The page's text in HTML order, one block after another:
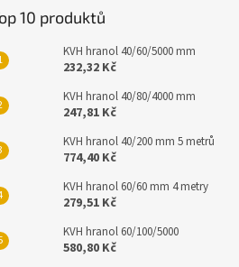
10 produktů
KVH hranol 40/60/5000 mm
232,32 Kč
KVH hranol 40/80/4000 mm
247,81 Kč
KVH hranol 40/200 mm 5 metrů
774,40 Kč
KVH hranol 60/60 mm 4 metry
279,51 Kč
KVH hranol 60/100/5000
580,80 Kč